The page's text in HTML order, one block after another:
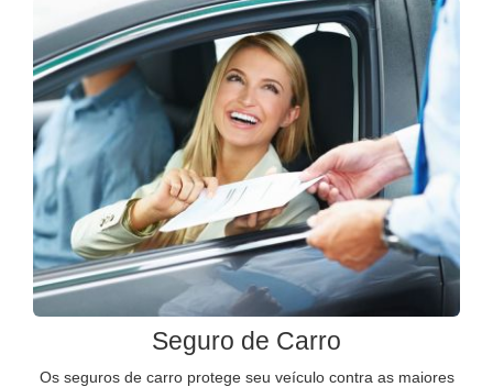
Seguro de Carro
Os seguros de carro protege seu veículo contra as maiores